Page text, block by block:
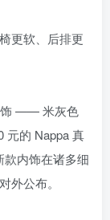
更软、后排更
饰 —— 米灰色
元的 Nappa 真
款内饰在诸多细
外公布。